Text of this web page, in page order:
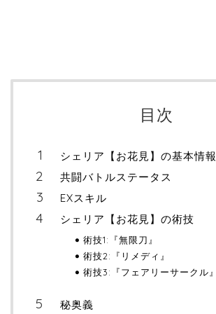
目次
シェリア【お花見】の基本情報
共闘バトルステータス
EXスキル
シェリア【お花見】の術技
術技1:『無限刀』
術技2:『リメディ』
術技3:『フェアリーサークル』
秘奥義